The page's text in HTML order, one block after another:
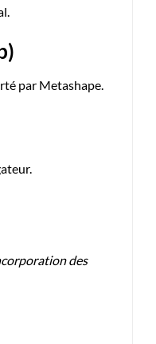
par Metashape.
des